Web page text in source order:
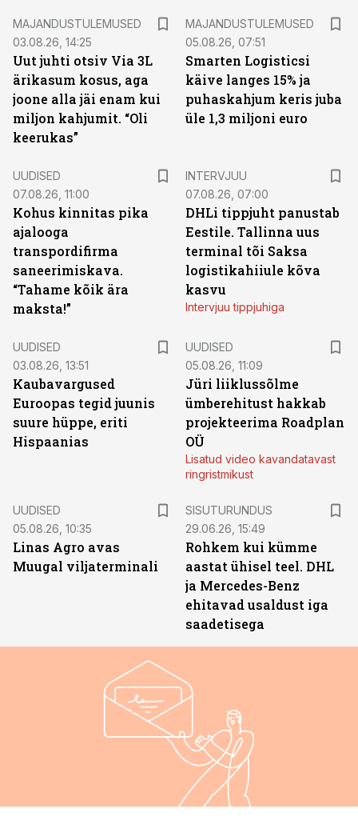
MAJANDUSTULEMUSED
03.08.26, 14:25
Uut juhti otsiv Via 3L
ärikasum kosus, aga
joone alla jäi enam kui
miljon kahjumit. “Oli
keerukas”
MAJANDUSTULEMUSED
05.08.26, 07:51
Smarten Logisticsi
käive langes 15% ja
puhaskahjum keris juba
üle 1,3 miljoni euro
UUDISED
07.08.26, 11:00
Kohus kinnitas pika
ajalooga
transpordifirma
saneerimiskava.
“Tahame kõik ära
maksta!”
INTERVJUU
07.08.26, 07:00
DHLi tippjuht panustab
Eestile. Tallinna uus
terminal tõi Saksa
logistikahiiule kõva
kasvu
Intervjuu tippjuhiga
UUDISED
03.08.26, 13:51
Kaubavargused
Euroopas tegid juunis
suure hüppe, eriti
Hispaanias
UUDISED
05.08.26, 11:09
Jüri liiklussõlme
ümberehitust hakkab
projekteerima Roadplan
OÜ
Lisatud video kavandatavast
ringristmikust
UUDISED
05.08.26, 10:35
Linas Agro avas
Muugal viljaterminali
SISUTURUNDUS
29.06.26, 15:49
Rohkem kui kümme
aastat ühisel teel. DHL
ja Mercedes-Benz
ehitavad usaldust iga
saadetisega